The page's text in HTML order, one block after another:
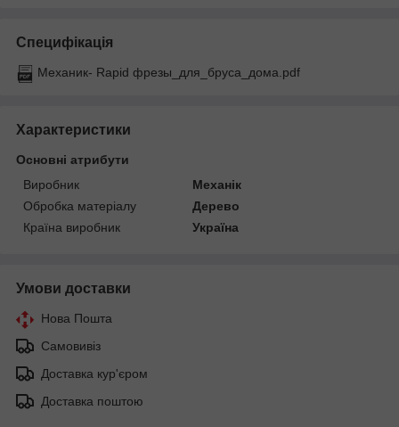
Специфікація
Механик- Rapid фрезы_для_бруса_дома.pdf
Характеристики
Основні атрибути
Виробник
Механік
Обробка матеріалу
Дерево
Країна виробник
Україна
Умови доставки
Нова Пошта
Самовивіз
Доставка кур'єром
Доставка поштою